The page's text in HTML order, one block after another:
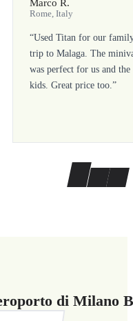
Marco R.
Rome, Italy
“Used Titan for our
trip to Malaga. The
was perfect for us and the
kids. Great price too.”
di Milano